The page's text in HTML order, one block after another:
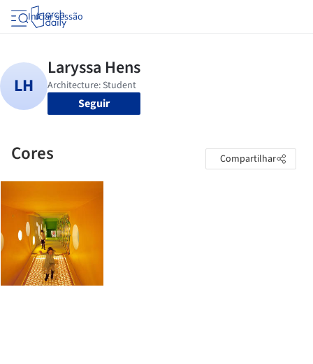
Iniciar sessão
Seguir
Cores Compartilhar